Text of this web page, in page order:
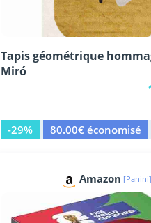
Tapis géométrique
Miró
-29%
80.00€ économisé
Amazon [Panini]